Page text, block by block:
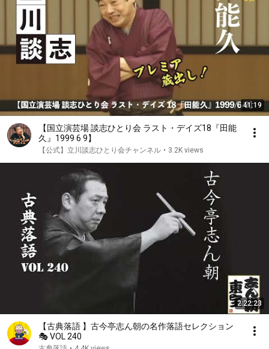
41:19
【国立演芸場 談志ひとり会 ラスト・デイズ18『田能
久』1999 6 9】
【公式】立川談志ひとり会チャンネル • 3.2K views
2:22:23
【古典落語 】古今亭志ん朝の名作落語セレクション
🎭 VOL 240